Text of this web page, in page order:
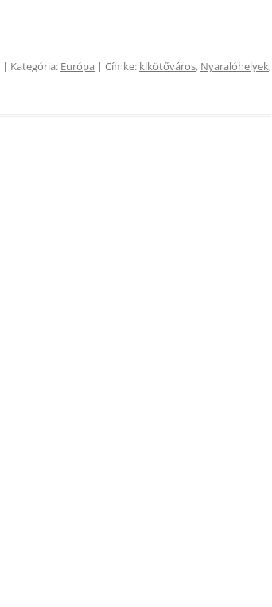
| Kategória: Európa | Címke: kikötőváros, Nyaralóhelyek,